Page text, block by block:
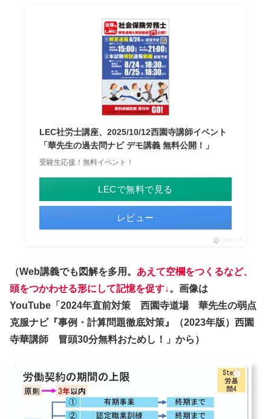
LEC社労士講座、2025/10/12西園寺講師イベント
「華先生の過去問ナビ デモ講義 無料公開！」
受験生応援！無料イベント！
LECで無料で見る
レビュー
ポチップ
（Web講義でも図解を多用。 あえて空欄をつくるなど、
頭をつかわせる形にして記憶を促す↓。画像は
YouTube 「2024年直前対策 西園寺道場 華先生の弱点
克服ナビ『事例・計算問題徹底対策』（2023年版）西園
寺華講師 冒頭30分無料おためし！」 から）